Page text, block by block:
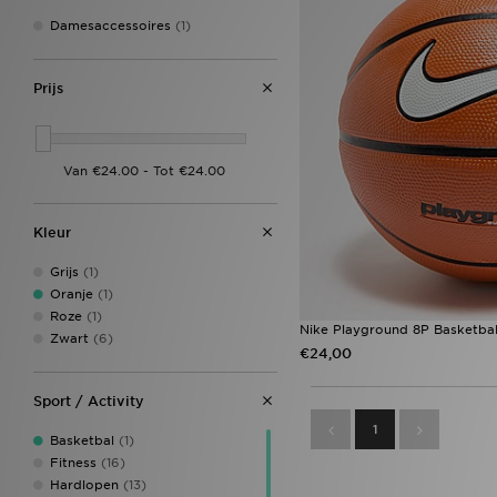
Damesaccessoires (1)
Prijs
Kleur
Grijs (1)
Oranje (1)
Roze (1)
Zwart (6)
Sport / Activity
Basketbal (1)
Fitness (16)
Hardlopen (13)
Nike Playground 8P
€24,00
1